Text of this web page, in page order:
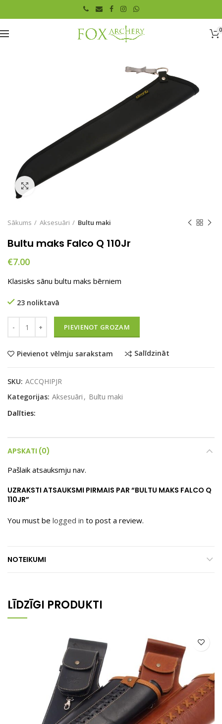
0
Click to enlarge
Sākums Aksesuāri Bultu maki
Bultu maks Falco Q 110Jr
€7.00
Klasisks sānu bultu maks bērniem
23 noliktavā
PIEVIENOT GROZAM
Pievienot vēlmju sarakstam Salīdzināt
SKU: ACCQHIPJR
Kategorijas: Aksesuāri , Bultu maki
Dalīties
APSKATI (0)
Pašlaik atsauksmju nav.
UZRAKSTI ATSAUKSMI PIRMAIS PAR “BULTU MAKS FALCO Q
110JR”
You must be logged in to post a review.
NOTEIKUMI
LĪDZĪGI PRODUKTI